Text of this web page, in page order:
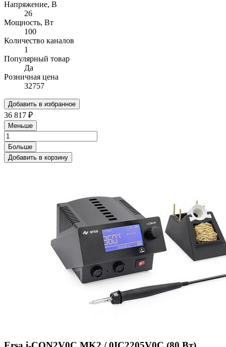
Напряжение, В
26
Мощность, Вт
100
Количество каналов
1
Популярный товар
Да
Розничная цена
32757
Добавить в избранное
36 817 ₽
Меньше
Больше
Добавить в корзину